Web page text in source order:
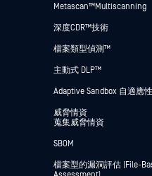
Metascan™ Multiscanning
深度CDR™技術
檔案類型偵測™
主動式 DLP™
Adaptive Sandbox 自適應
威脅情資
蒐集威脅情資
SBOM
檔案型的漏洞評估 (File-